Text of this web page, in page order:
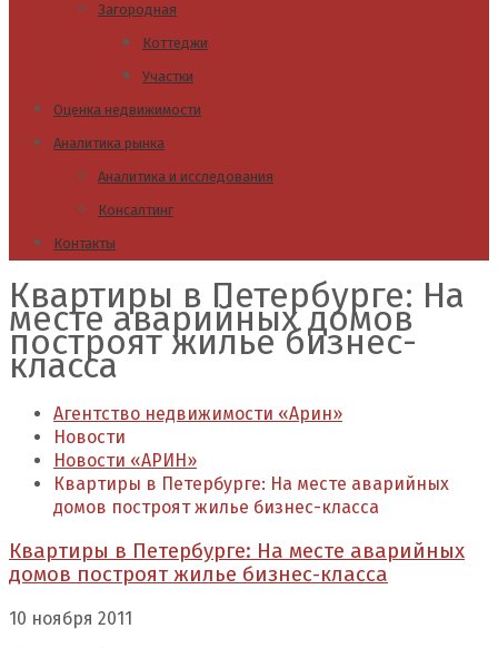
Загородная
Коттеджи
Участки
Оценка недвижимости
Аналитика рынка
Аналитика и исследования
Консалтинг
Контакты
Квартиры в Петербурге: На
месте аварийных домов
построят жилье бизнес-
класса
Агентство недвижимости «Арин»
Новости
Новости «АРИН»
Квартиры в Петербурге: На месте аварийных
домов построят жилье бизнес-класса
Квартиры в Петербурге: На месте аварийных
домов построят жилье бизнес-класса
10 ноября 2011